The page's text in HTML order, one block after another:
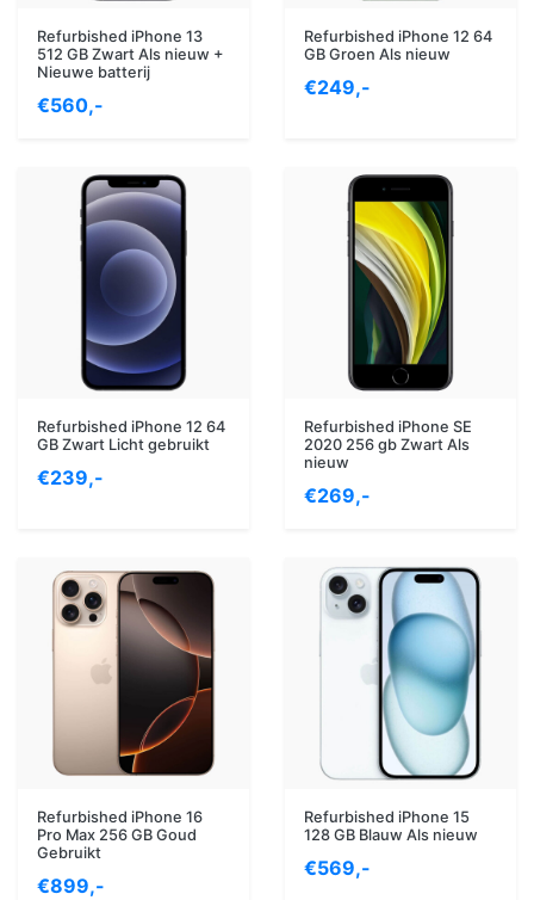
Refurbished iPhone 13
512 GB Zwart Als nieuw +
Nieuwe batterij
€560,-
Refurbished iPhone 12 64
GB Groen Als nieuw
€249,-
Refurbished iPhone 12 64
GB Zwart Licht gebruikt
€239,-
Refurbished iPhone SE
2020 256 gb Zwart Als
nieuw
€269,-
Refurbished iPhone 16
Pro Max 256 GB Goud
Gebruikt
€899,-
Refurbished iPhone 15
128 GB Blauw Als nieuw
€569,-